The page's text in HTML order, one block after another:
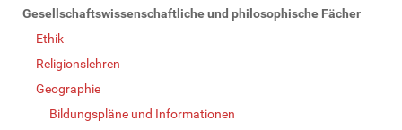
Gesellschaftswissenschaftliche und philosophische Fächer
Ethik
Religionslehren
Geographie
Bildungspläne und Informationen